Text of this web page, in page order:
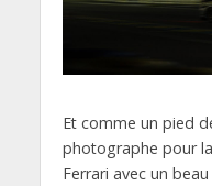
Et comme un pied
photographe pour
Ferrari avec un